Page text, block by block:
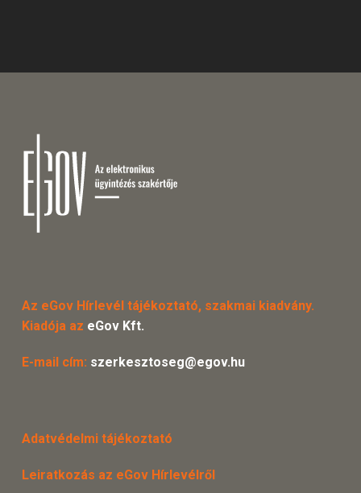
Az eGov Hírlevél tájékoztató, szakmai kiadvány.
Kiadója az eGov Kft.
E-mail cím: szerkesztoseg@egov.hu
Adatvédelmi tájékoztató
Leiratkozás az eGov Hírlevélről